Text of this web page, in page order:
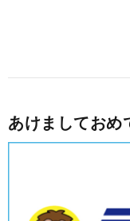
あけましておめ